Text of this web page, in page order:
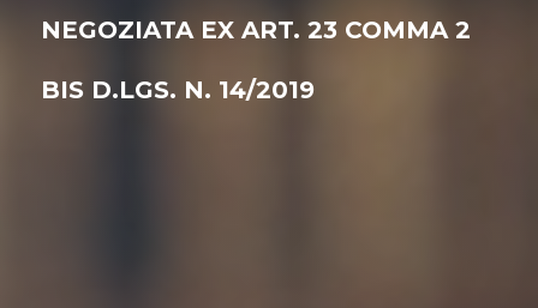
NEGOZIATA EX ART. 23 COMMA 2
BIS D.LGS. N. 14/2019